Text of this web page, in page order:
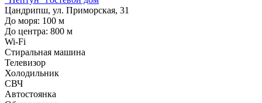
Цандрипш, ул. Приморская, 31
До моря: 100 м
До центра: 800 м
Wi-Fi
Стиральная машина
Телевизор
Холодильник
СВЧ
Автостоянка